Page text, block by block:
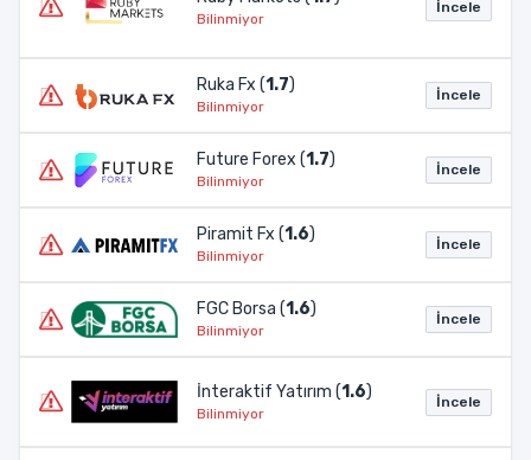
Bilinmiyor
İncele
Ruka Fx (1.7)
Bilinmiyor
İncele
Future Forex (1.7)
Bilinmiyor
İncele
Piramit Fx (1.6)
Bilinmiyor
İncele
FGC Borsa (1.6)
Bilinmiyor
İncele
İnteraktif Yatırım (1.6)
Bilinmiyor
İncele